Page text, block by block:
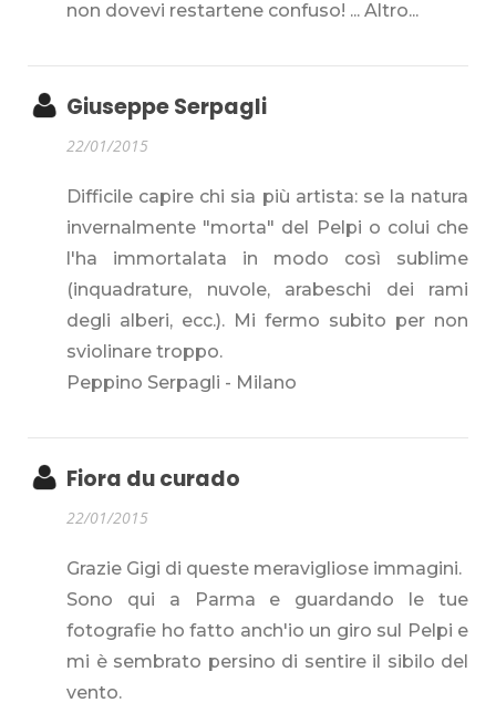
non dovevi restartene confuso! ... Altro...
Giuseppe Serpagli
22/01/2015
Difficile capire chi sia più artista: se la natura
invernalmente "morta" del Pelpi o colui che
l'ha immortalata in modo così sublime
(inquadrature, nuvole, arabeschi dei rami
degli alberi, ecc.). Mi fermo subito per non
sviolinare troppo.
Peppino Serpagli - Milano
Fiora du curado
22/01/2015
Grazie Gigi di queste meravigliose immagini.
Sono qui a Parma e guardando le tue
fotografie ho fatto anch'io un giro sul Pelpi e
mi è sembrato persino di sentire il sibilo del
vento.